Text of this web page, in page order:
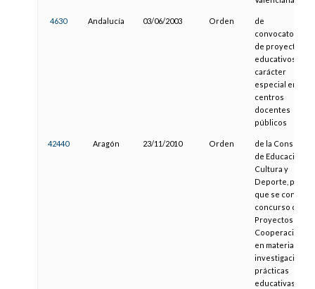
4630 Andalucía 03/06/2003 Orden
de
convocatoria
de proyectos
educativos de
carácter
especial en
centros
docentes
públicos
42440 Aragón 23/11/2010 Orden
de la Consejera
de Educación,
Cultura y
Deporte, por la
que se convoca
concurso de
Proyectos de
Cooperación
en materia de
investigación y
prácticas
educativas